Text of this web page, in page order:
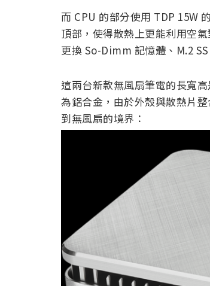
而 CPU 的部分使用 TDP 15W
頂部，使得散熱上更能利用空
更換 So-Dimm 記憶體、M.2
這兩台新款無風扇筆電的長寬
為鋁合金，由於外殼與散熱片
到無風扇的境界：